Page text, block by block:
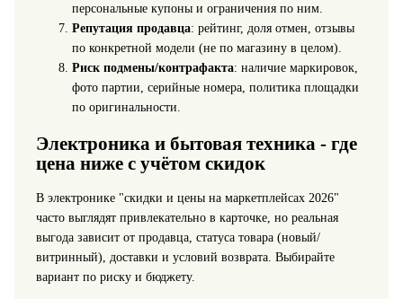
персональные купоны и ограничения по ним.
Репутация продавца: рейтинг, доля отмен, отзывы
по конкретной модели (не по магазину в целом).
Риск подмены/контрафакта: наличие маркировок,
фото партии, серийные номера, политика площадки
по оригинальности.
Электроника и бытовая техника - где
цена ниже с учётом скидок
В электронике "скидки и цены на маркетплейсах 2026"
часто выглядят привлекательно в карточке, но реальная
выгода зависит от продавца, статуса товара (новый/
витринный), доставки и условий возврата. Выбирайте
вариант по риску и бюджету.